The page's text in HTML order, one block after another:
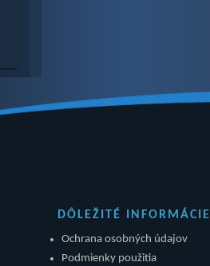
DÔLEŽITÉ INFORMÁCIE
Ochrana osobných údajov
Podmienky použitia